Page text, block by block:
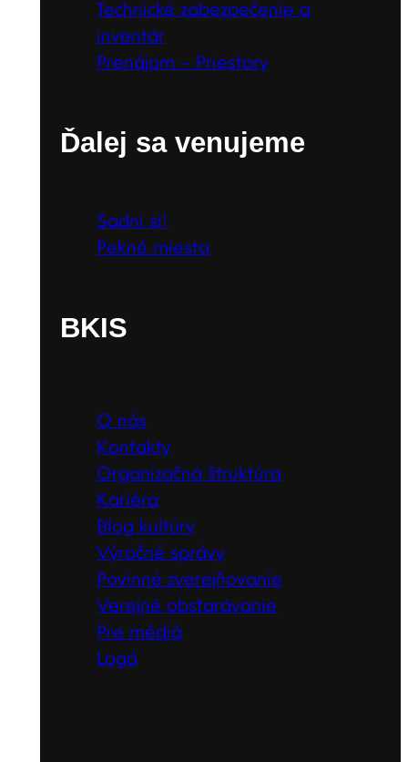
Technické zabezpečenie a
inventár
Prenájom – Priestory
Ďalej sa venujeme
Sadni si!
Pekné miesta
BKIS
O nás
Kontakty
Organizačná štruktúra
Kariéra
Blog kultúry
Výročné správy
Povinné zverejňovanie
Verejné obstarávanie
Pre médiá
Logá